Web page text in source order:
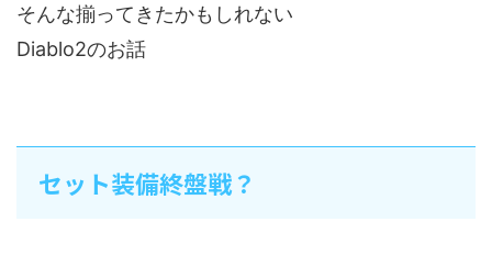
そんな揃ってきたかもしれない
Diablo2のお話
セット装備終盤戦？